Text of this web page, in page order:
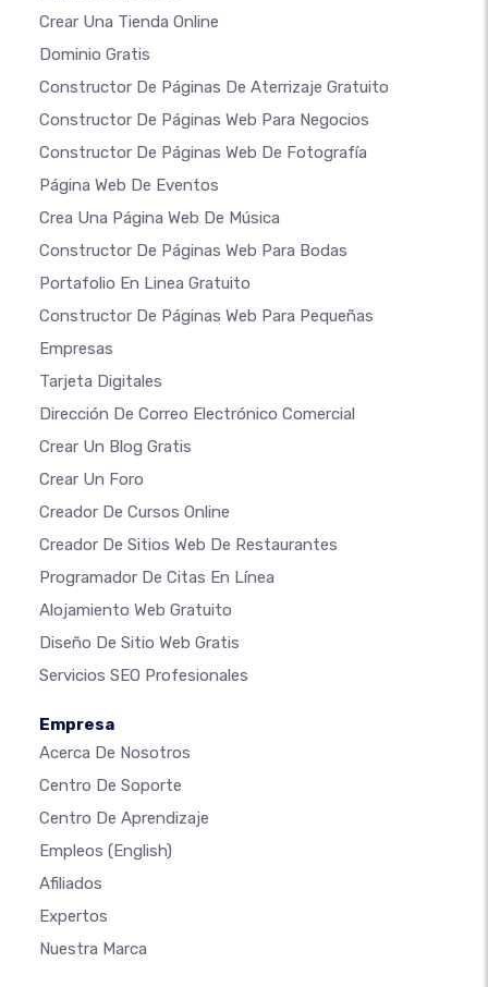
Crear Una Tienda Online
Dominio Gratis
Constructor De Páginas De Aterrizaje Gratuito
Constructor De Páginas Web Para Negocios
Constructor De Páginas Web De Fotografía
Página Web De Eventos
Crea Una Página Web De Música
Constructor De Páginas Web Para Bodas
Portafolio En Linea Gratuito
Constructor De Páginas Web Para Pequeñas
Empresas
Tarjeta Digitales
Dirección De Correo Electrónico Comercial
Crear Un Blog Gratis
Crear Un Foro
Creador De Cursos Online
Creador De Sitios Web De Restaurantes
Programador De Citas En Línea
Alojamiento Web Gratuito
Diseño De Sitio Web Gratis
Servicios SEO Profesionales
Empresa
Acerca De Nosotros
Centro De Soporte
Centro De Aprendizaje
Empleos (English)
Afiliados
Expertos
Nuestra Marca